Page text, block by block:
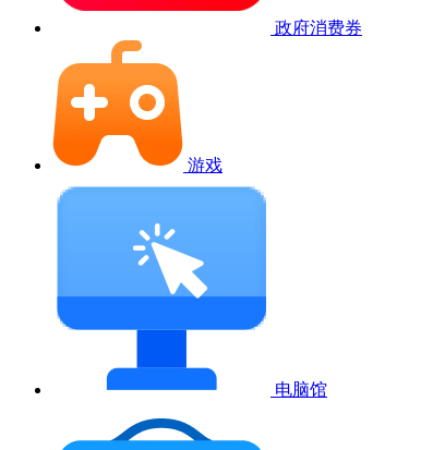
政府消费券
游戏
电脑馆